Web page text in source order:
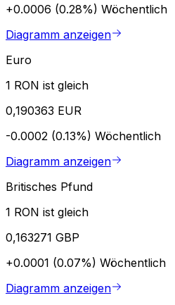
+0.0006 (0.28%) Wöchentlich
Diagramm anzeigen
Euro
1 RON ist gleich
0,190363 EUR
-0.0002 (0.13%) Wöchentlich
Diagramm anzeigen
Britisches Pfund
1 RON ist gleich
0,163271 GBP
+0.0001 (0.07%) Wöchentlich
Diagramm anzeigen